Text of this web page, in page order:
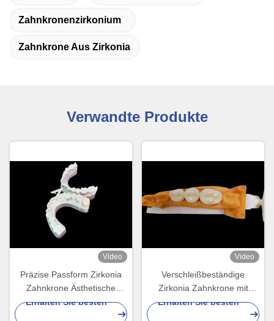
Zahnkronenzirkonium
Zahnkrone Aus Zirkonia
Verwandte Produkte
Video
Präzise Passform Zirkonia
Zahnkrone Ästhetische
natürliche Farbe
Erhalten Sie besten
Video
Verschleißbeständige
Zirkonia Zahnkrone mit
Splitter- und
Fleckenbeständigkeit und
Erhalten Sie besten